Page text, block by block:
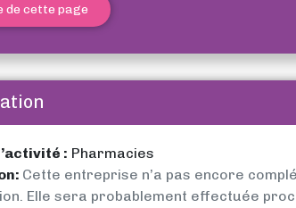
de cette page
: Pharmacies
Cette entreprise n’a pas encore
Elle sera probablement effectuée